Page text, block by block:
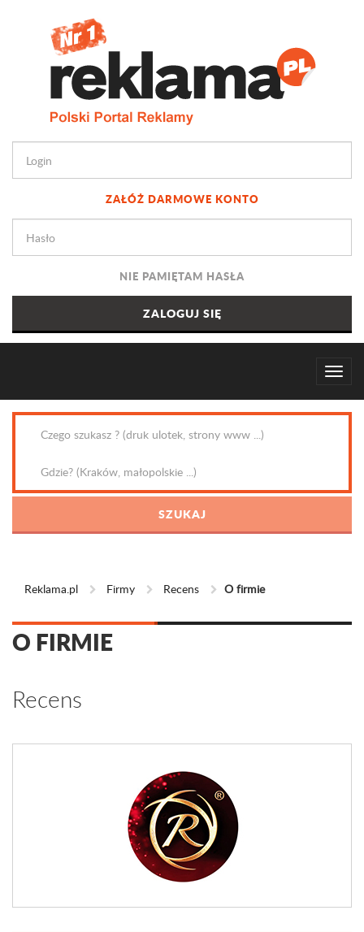
ZAŁÓŻ DARMOWE KONTO
NIE PAMIĘTAM HASŁA
Reklama.pl Firmy Recens O firmie
O FIRMIE
Recens